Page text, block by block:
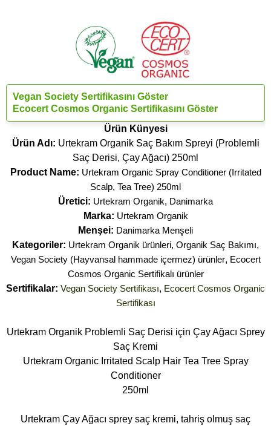
Vegan Society Sertifikasını Göster
Ecocert Cosmos Organic Sertifikasını Göster
Ürün Künyesi
Ürün Adı: Urtekram Organik Saç Bakım Spreyi (Problemli
Saç Derisi, Çay Ağacı) 250ml
Product Name: Urtekram Organic Spray Conditioner (Irritated
Scalp, Tea Tree) 250ml
Üretici: Urtekram Organik, Danimarka
Marka: Urtekram Organik
Menşei: Danimarka Menşeli
Kategoriler: Urtekram Organik ürünleri, Organik Saç Bakımı,
Vegan Society (Hayvansal hammade içermez) ürünler, Ecocert
Cosmos Organic Sertifikalı ürünler
Sertifikalar: Vegan Society Sertifikası, Ecocert Cosmos Organic
Sertifikası
Urtekram Organik Problemli Saç Derisi için Çay Ağacı Sprey
Saç Kremi
Urtekram Organic Irritated Scalp Hair Tea Tree Spray
Conditioner
250ml
Urtekram Çay Ağacı sprey saç kremi, tahriş olmuş saç